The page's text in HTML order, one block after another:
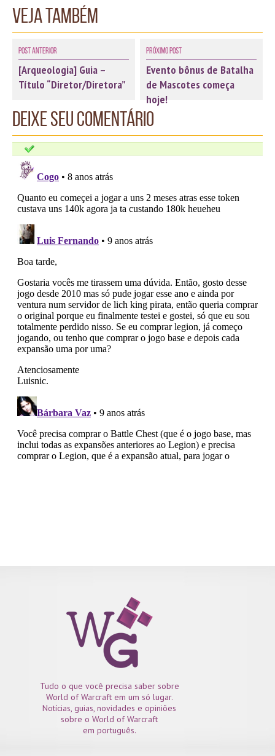
Veja também
Post Anterior
[Arqueologia] Guia –
Título “Diretor/Diretora”
Próximo Post
Evento bônus de Batalha
de Mascotes começa
hoje!
Deixe seu comentário
Tudo o que você precisa saber sobre
World of Warcraft em um só lugar.
Notícias, guias, novidades e opiniões
sobre o World of Warcraft
em português.